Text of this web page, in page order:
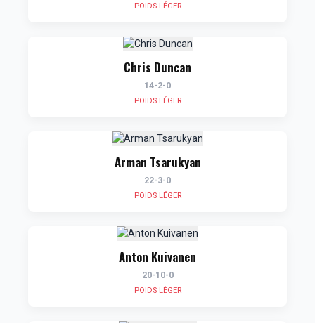
POIDS LÉGER
Chris Duncan
14-2-0
POIDS LÉGER
Arman Tsarukyan
22-3-0
POIDS LÉGER
Anton Kuivanen
20-10-0
POIDS LÉGER